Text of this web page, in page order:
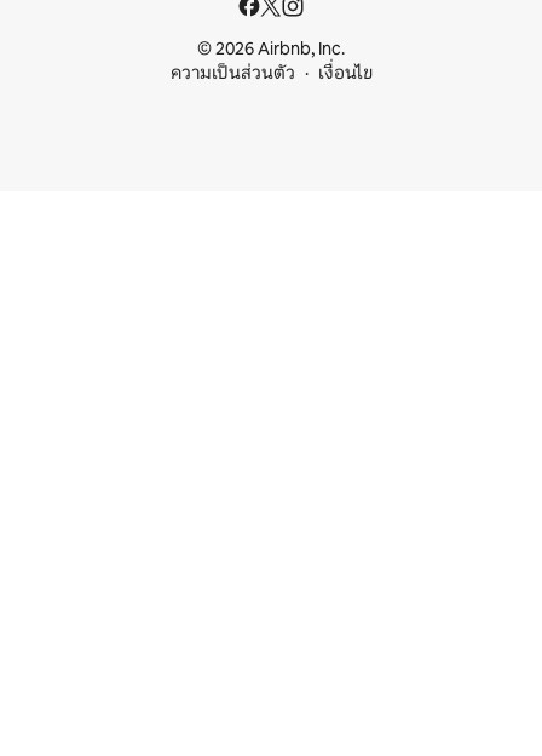
© 2026 Airbnb, Inc.
ความเป็นส่วนตัว
เงื่อนไข